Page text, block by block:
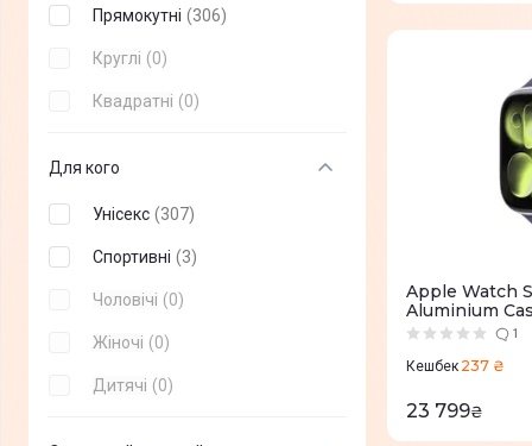
realme
Прямокутні (306)
Круглі (0)
Квадратні (0)
Для кого
Унісекс (307)
Спортивні (3)
Чоловічі (0)
Жіночі (0)
Дитячі (0)
Apple Watch
Aluminium
Band - S/M
1
Кешбек 237 ₴
23 799₴